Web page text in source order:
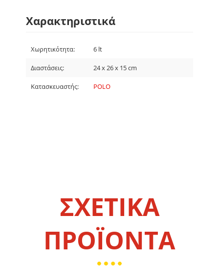
Χαρακτηριστικά
Χωρητικότητα: 6 lt
Διαστάσεις: 24 x 26 x 15 cm
Κατασκευαστής: POLO
ΣΧΕΤΙΚΑ
ΠΡΟΪΟΝΤΑ